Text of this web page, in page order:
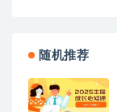
随机推荐